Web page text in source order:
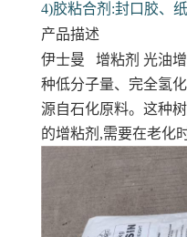
4)胶粘合剂:封口胶、
产品描述
伊士曼 增粘剂 光油
种低分子量、完全氢
源自石化原料。这种
的增粘剂,需要在老化